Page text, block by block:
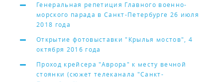
Генеральная репетиция Главного военно-
морского парада в Санкт-Петербурге 26 июля
2018 года
Открытие фотовыставки "Крылья мостов", 4
октября 2016 года
Проход крейсера "Аврора" к месту вечной
стоянки (сюжет телеканала "Санкт-